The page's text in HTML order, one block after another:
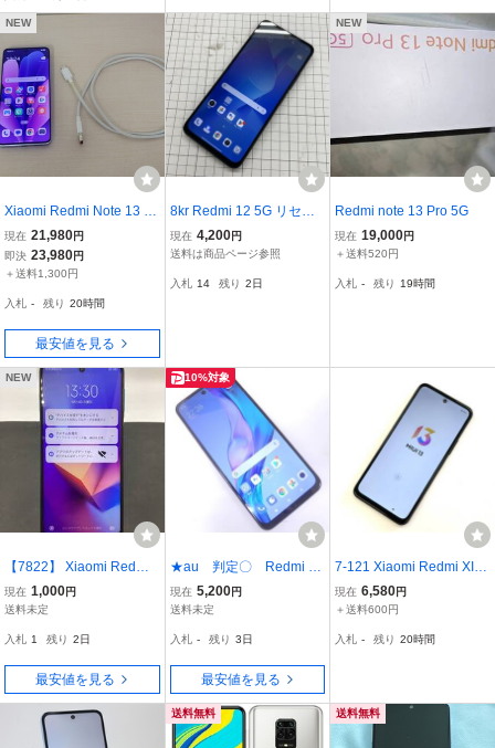
NEW
Xiaomi Redmi Note 13 Pr
o+ 5G 256GB SIMフリー
24040RA98R ※レンズに
混入あり
現在 21,980円
即決 23,980円
＋送料1,300円
入札 - 残り 20時間
最安値を見る
8kr Redmi 12 5G リセッ
ト済み 利用制限◯ IMEI:8
65037071164780
現在 4,200円
送料は商品ページ参照
入札 14 残り 2日
NEW
Redmi note 13 Pro 5G
現在 19,000円
＋送料520円
入札 - 残り 19時間
NEW
【7822】 Xiaomi Redmi
Note 9S 64GB オーロラ
ブルー SIMフリー androi
初期化済み
現在 1,000円
送料未定
入札 1 残り 2日
最安値を見る
10%対象
★au 判定〇 Redmi N
ote 10JE 64GB XIG02
★
現在 5,200円
送料未定
入札 - 残り 3日
最安値を見る
7-121 Xiaomi Redmi XIG
02 64GB シャオミ スマホ
携帯 通電確認済み
現在 6,580円
＋送料600円
入札 - 残り 20時間
送料無料 送料無料